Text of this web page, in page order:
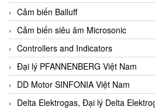
Cảm biến Balluff
Cảm biến siêu âm Microsonic
Controllers and Indicators
Đại lý PFANNENBERG Việt Nam
DD Motor SINFONIA Việt Nam
Delta Elektrogas, Đại lý Delta